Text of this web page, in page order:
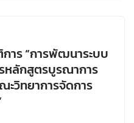
าร “การพัฒนาระบบ
หลักสูตรบูรณาการ
ะวิทยาการจัดการ